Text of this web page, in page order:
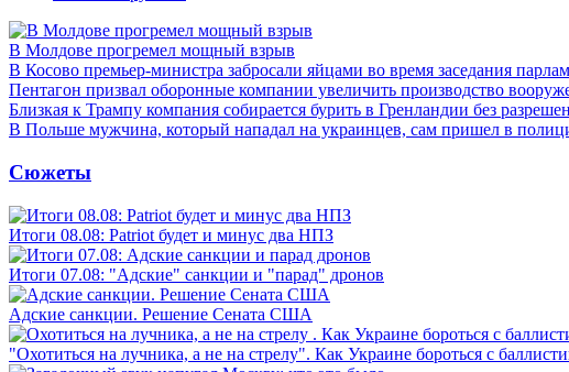
В Молдове прогремел мощный взрыв
В Косово премьер-министра забросали яйцами во время заседания
Пентагон призвал оборонные компании увеличить производство
Близкая к Трампу компания собирается бурить в Гренландии без
В Польше мужчина, который нападал на украинцев, сам пришел в
Сюжеты
Итоги 08.08: Patriot будет и минус два НПЗ
Итоги 07.08: "Адские" санкции и "парад" дронов
Адские санкции. Решение Сената США
"Охотиться на лучника, а не на стрелу". Как Украине бороться с